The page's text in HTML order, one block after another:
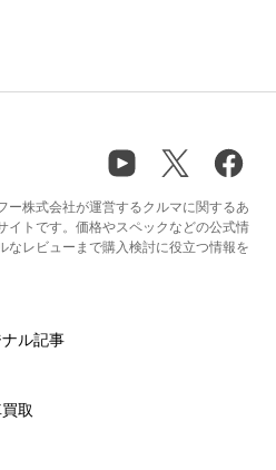
ー株式会社が運営するクルマに関するあ
イトです。価格やスペックなどの公式情
なレビューまで購入検討に役立つ情報を
ル記事
取